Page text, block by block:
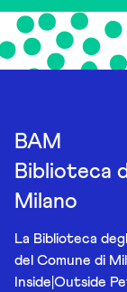
BAM
Biblioteca
Milano
La Biblioteca
del Comune di
Inside|Outside